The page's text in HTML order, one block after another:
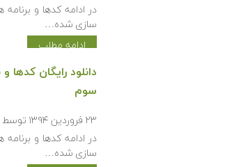
سازی شده…
ادامه مطلب
سوم
۲۳ فروردین ۱۳۹۴ توسط
سازی شده…